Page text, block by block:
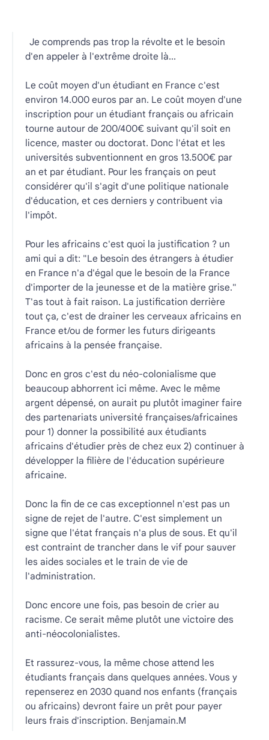
Je comprends pas trop la révolte et le besoin
d'en appeler à l'extrême droite là...
Le coût moyen d'un étudiant en France c'est
environ 14.000 euros par an. Le coût moyen d'une
inscription pour un étudiant français ou africain
tourne autour de 200/400€ suivant qu'il soit en
licence, master ou doctorat. Donc l'état et les
universités subventionnent en gros 13.500€ par
an et par étudiant. Pour les français on peut
considérer qu'il s'agit d'une politique nationale
d'éducation, et ces derniers y contribuent via
l'impôt.
Pour les africains c'est quoi la justification ? un
ami qui a dit: "Le besoin des étrangers à étudier
en France n'a d'égal que le besoin de la France
d'importer de la jeunesse et de la matière grise."
T'as tout à fait raison. La justification derrière
tout ça, c'est de drainer les cerveaux africains en
France et/ou de former les futurs dirigeants
africains à la pensée française.
Donc en gros c'est du néo-colonialisme que
beaucoup abhorrent ici même. Avec le même
argent dépensé, on aurait pu plutôt imaginer faire
des partenariats université françaises/africaines
pour 1) donner la possibilité aux étudiants
africains d'étudier près de chez eux 2) continuer à
développer la filière de l'éducation supérieure
africaine.
Donc la fin de ce cas exceptionnel n'est pas un
signe de rejet de l'autre. C'est simplement un
signe que l'état français n'a plus de sous. Et qu'il
est contraint de trancher dans le vif pour sauver
les aides sociales et le train de vie de
l'administration.
Donc encore une fois, pas besoin de crier au
racisme. Ce serait même plutôt une victoire des
anti-néocolonialistes.
Et rassurez-vous, la même chose attend les
étudiants français dans quelques années. Vous y
repenserez en 2030 quand nos enfants (français
ou africains) devront faire un prêt pour payer
leurs frais d'inscription. Benjamain.M